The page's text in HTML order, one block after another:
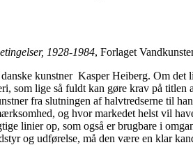
1928-1984, Forlaget
kunstner Kasper Heiberg. Om
som lige så fuldt kan gøre krav på
fra slutningen af halvtredserne til
og hvor markedet helst vil
linier op, som også er brugbare i
og udførelse, må den være en klar